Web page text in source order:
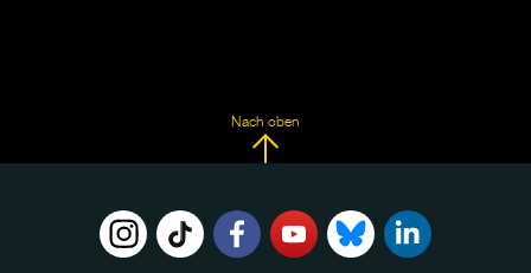
Nach oben